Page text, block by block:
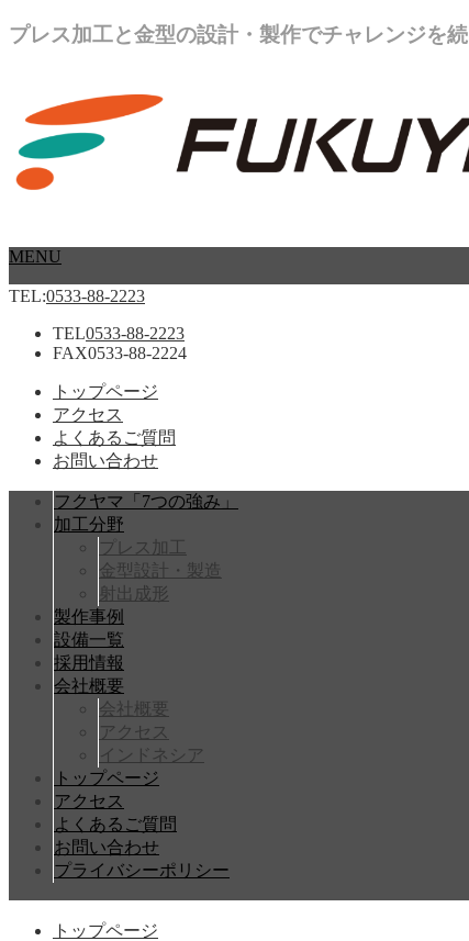
プレス加工と金型の設計・製作でチャレンジを
MENU
TEL:0533-88-2223
TEL0533-88-2223
FAX0533-88-2224
トップページ
アクセス
よくあるご質問
お問い合わせ
フクヤマ「7つの強み」
加工分野
プレス加工
金型設計・製造
射出成形
製作事例
設備一覧
採用情報
会社概要
会社概要
アクセス
インドネシア
トップページ
アクセス
よくあるご質問
お問い合わせ
プライバシーポリシー
トップページ